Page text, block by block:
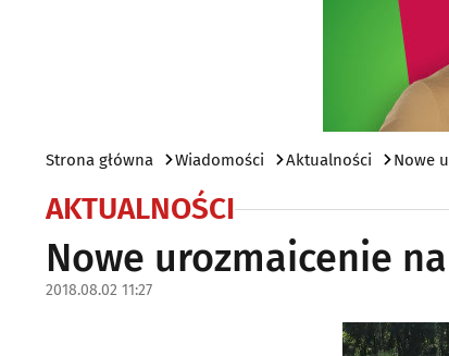
Strona główna Wiadomości Aktualności Nowe
AKTUALNOŚCI
Nowe urozmaicenie
2018.08.02 11:27